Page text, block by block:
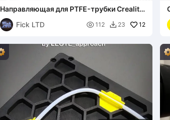
Направляющая для PTFE-трубки Creality
K2 Pro
Fick LTD
 112  23 12